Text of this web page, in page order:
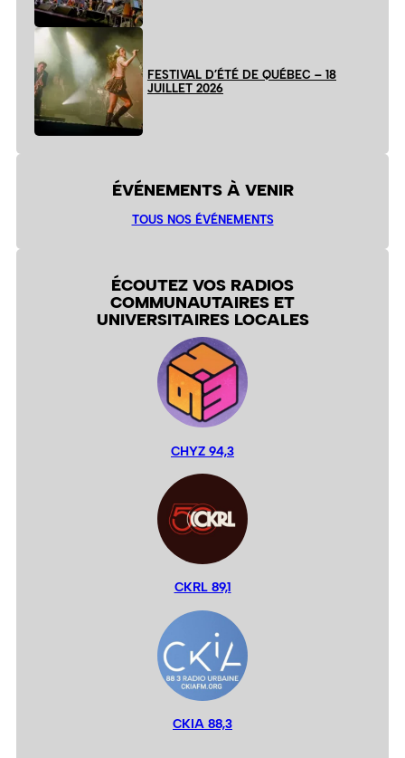
FESTIVAL D’ÉTÉ DE QUÉBEC – 18
JUILLET 2026
ÉVÉNEMENTS À VENIR
TOUS NOS ÉVÉNEMENTS
ÉCOUTEZ VOS RADIOS
COMMUNAUTAIRES ET
UNIVERSITAIRES LOCALES
CHYZ 94,3
CKRL 89,1
CKIA 88,3